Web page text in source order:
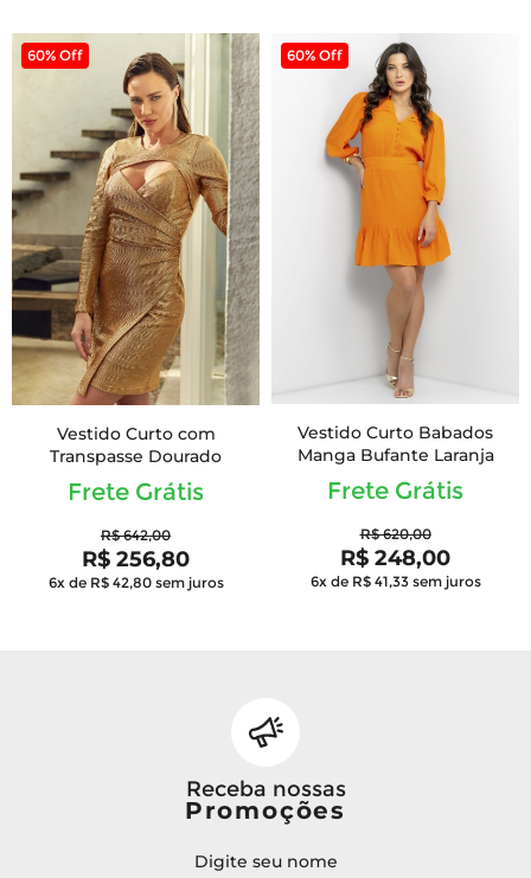
60% Off
Vestido Curto com
Transpasse Dourado
Frete Grátis
R$ 642,00
R$ 256,80
6x de R$ 42,80 sem juros
60% Off
Vestido Curto Babados
Manga Bufante Laranja
Frete Grátis
R$ 620,00
R$ 248,00
6x de R$ 41,33 sem juros
Receba nossas
Promoções